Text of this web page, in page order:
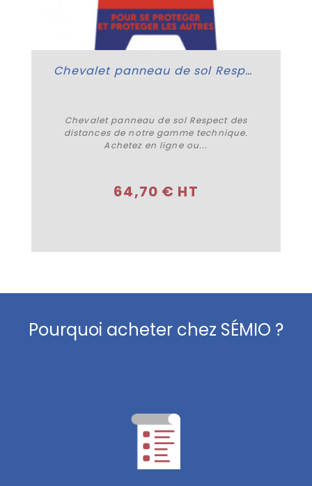
Chevalet panneau de sol Respect des distances
Chevalet panneau de sol Respect des
distances de notre gamme technique.
Achetez en ligne ou...
64,70 € HT
Pourquoi acheter chez SÉMIO ?